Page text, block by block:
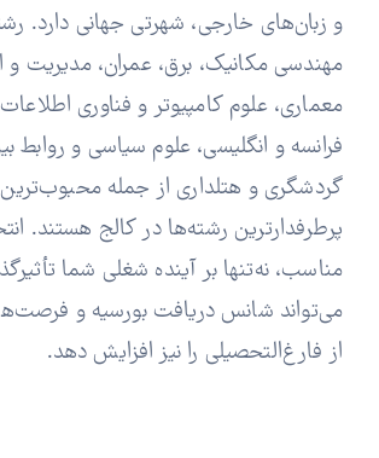
و زبان‌های خارجی، شهرتی جهانی دارد.
مهندسی مکانیک، برق، عمران، مدیریت و
معماری، علوم کامپیوتر و فناوری
فرانسه و انگلیسی، علوم سیاسی و روابط
گردشگری و هتلداری از جمله
پرطرفدارترین رشته‌ها در کالج هستند.
مناسب، نه‌تنها بر آینده شغلی شما
می‌تواند شانس دریافت بورسیه و
از فارغ‌التحصیلی را نیز افزایش دهد.